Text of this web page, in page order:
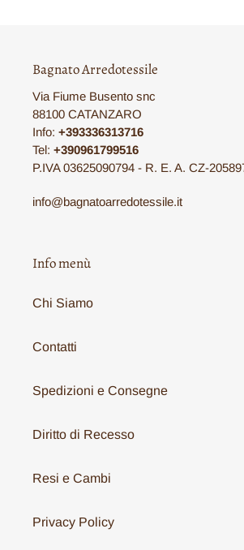
Bagnato Arredotessile
Via Fiume Busento snc
88100 CATANZARO
Info: +393336313716
Tel: +390961799516
P.IVA 03625090794 - R. E. A. CZ-
info@bagnatoarredotessile.it
Info menù
Chi Siamo
Contatti
Spedizioni e Consegne
Diritto di Recesso
Resi e Cambi
Privacy Policy